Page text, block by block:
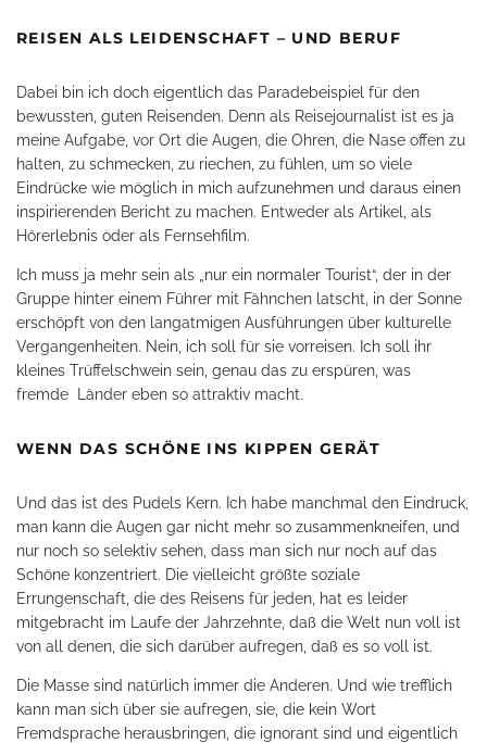
REISEN ALS LEIDENSCHAFT – UND BERUF
Dabei bin ich doch eigentlich das Paradebeispiel für den
bewussten, guten Reisenden. Denn als Reisejournalist ist es ja
meine Aufgabe, vor Ort die Augen, die Ohren, die Nase offen zu
halten, zu schmecken, zu riechen, zu fühlen, um so viele
Eindrücke wie möglich in mich aufzunehmen und daraus einen
inspirierenden Bericht zu machen. Entweder als Artikel, als
Hörerlebnis oder als Fernsehfilm.
Ich muss ja mehr sein als „nur ein normaler Tourist“, der in der
Gruppe hinter einem Führer mit Fähnchen latscht, in der Sonne
erschöpft von den langatmigen Ausführungen über kulturelle
Vergangenheiten. Nein, ich soll für sie vorreisen. Ich soll ihr
kleines Trüffelschwein sein, genau das zu erspüren, was
fremde
Länder eben so attraktiv macht.
WENN DAS SCHÖNE INS KIPPEN GERÄT
Und das ist des Pudels Kern. Ich habe manchmal den Eindruck,
man kann die Augen gar nicht mehr so zusammenkneifen, und
nur noch so selektiv sehen, dass man sich nur noch auf das
Schöne konzentriert. Die vielleicht größte soziale
Errungenschaft, die des Reisens für jeden, hat es leider
mitgebracht im Laufe der Jahrzehnte, daß die Welt nun voll ist
von all denen, die sich darüber aufregen, daß es so voll ist.
Die Masse sind natürlich immer die Anderen. Und wie trefflich
kann man sich über sie aufregen, sie, die kein Wort
Fremdsprache herausbringen, die ignorant sind und eigentlich